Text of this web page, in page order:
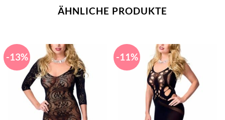
ÄHNLICHE PRODUKTE
-13% -11%